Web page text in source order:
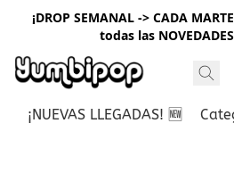
¡DROP SEMANAL -> CADA
todas las
¡NUEVAS LLEGADAS! 🆕